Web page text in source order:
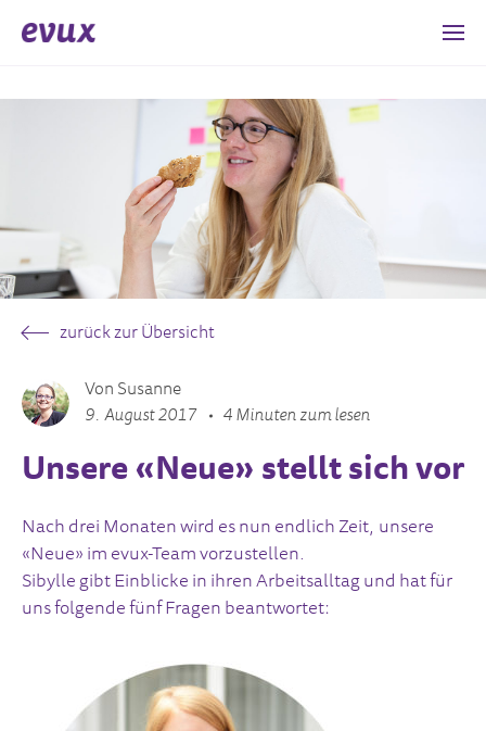
zurück zur Übersicht
Von Susanne
9. August 2017
4 Minuten zum lesen
Unsere «Neue» stellt sich vor
Nach drei Monaten wird es nun endlich Zeit, unsere
«Neue» im evux-Team vorzustellen.
Sibylle gibt Einblicke in ihren Arbeitsalltag und hat für
uns folgende fünf Fragen beantwortet: